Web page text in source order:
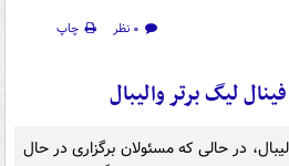
۰ نظر
چاپ
لیگ برتر والیبال
در حالی که مسئولان برگزاری در حال